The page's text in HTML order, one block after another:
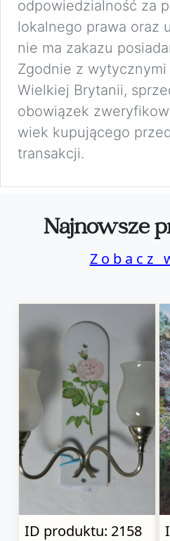
odpowiedzialność za
lokalnego prawa oraz
nie ma zakazu
Zgodnie z
Wielkiej Brytanii,
obowiązek
wiek kupującego
transakcji.
Najnowsze
Zobacz
ID produktu: 2158